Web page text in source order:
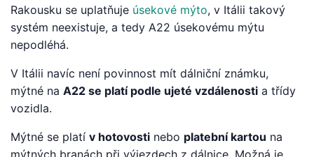
Rakousku se uplatňuje úsekové mýto, v Itálii takový
systém neexistuje, a tedy A22 úsekovému mýtu
nepodléhá.
V Itálii navíc není povinnost mít dálniční známku,
mýtné na A22 se platí podle ujeté vzdálenosti a třídy
vozidla.
Mýtné se platí v hotovosti nebo platební kartou na
mýtných branách při výjezdech z dálnice. Možná je